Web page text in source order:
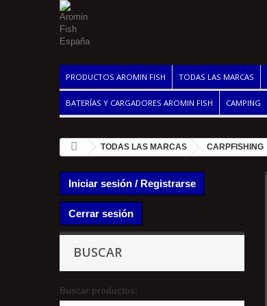
PRODUCTOS AROMIN FISH TODAS LAS MARCAS
BATERÍAS Y CARGADORES AROMIN FISH CAMPING
TODAS LAS MARCAS CARPFISHING
Iniciar sesión / Registrarse
Cerrar sesión
BUSCAR
Buscar productos: